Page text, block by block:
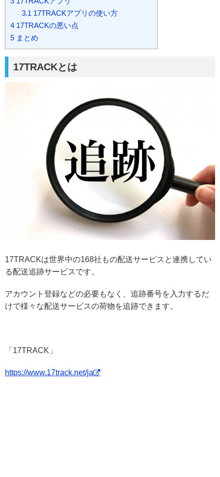
3.1 17TRACKアプリの使い方
4 17TRACKの悪い点
5 まとめ
17TRACKとは
17TRACKは世界中の168社もの配送サービスと連携してい
る配送追跡サービスです。
アカウント登録などの必要もなく、追跡番号を入力するだ
けで様々な配送サービスの荷物を追跡できます。
「17TRACK」
https://www.17track.net/ja